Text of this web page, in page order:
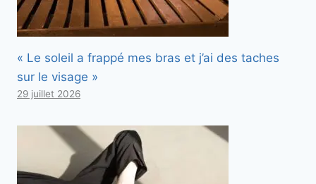
« Le soleil a frappé mes bras et j’ai des taches
sur le visage »
29 juillet 2026